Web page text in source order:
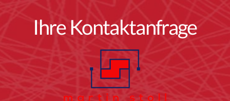
Ihre Kontaktanfrage